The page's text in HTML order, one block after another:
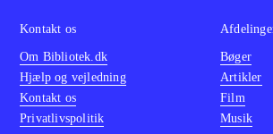
Kontakt os
Om Bibliotek.dk
Hjælp og vejledning
Kontakt os
Privatlivspolitik
Bøger
Artikler
Film
Musik